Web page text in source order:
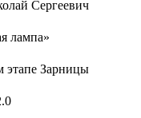
Сергеевич
лампа»
этапе Зарницы